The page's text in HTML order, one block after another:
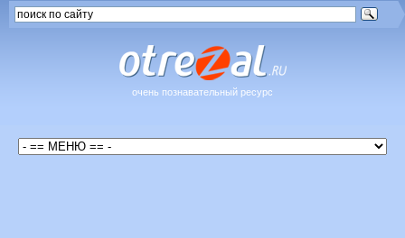
очень познавательный ресурс